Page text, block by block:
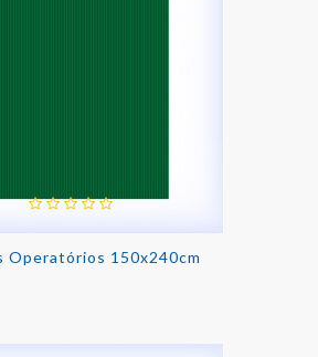
Operatórios 150x240cm